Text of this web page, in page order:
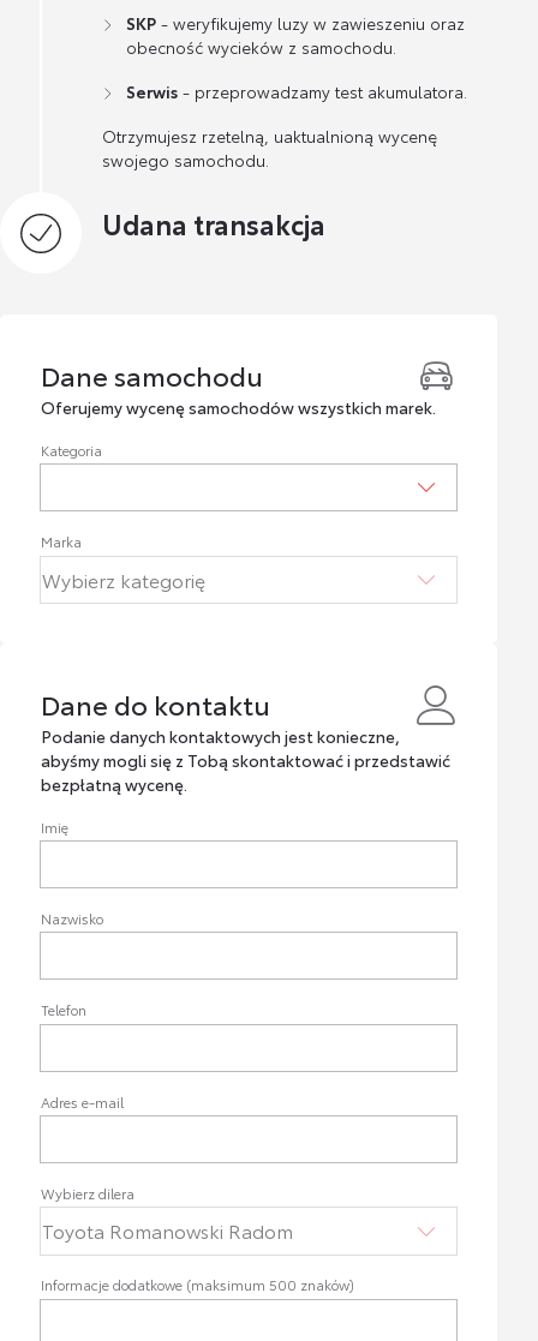
SKP - weryfikujemy luzy w zawieszeniu oraz
obecność wycieków z samochodu.
Serwis - przeprowadzamy test akumulatora.
Otrzymujesz rzetelną, uaktualnioną wycenę
swojego samochodu.
Udana transakcja
Dane samochodu
Dane samochodu
Oferujemy wycenę samochodów wszystkich marek.
Kategoria
Marka
Dane do kontaktu
Dane do kontaktu
Podanie danych kontaktowych jest konieczne,
abyśmy mogli się z Tobą skontaktować i przedstawić
bezpłatną wycenę.
Imię
Nazwisko
Telefon
Adres e-mail
Wybierz dilera
Informacje dodatkowe (maksimum 500 znaków)